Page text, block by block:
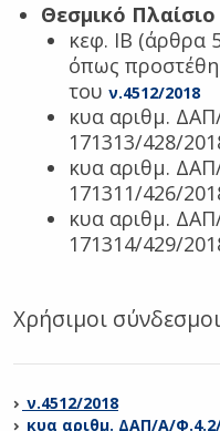
Θεσμικό Πλαίσιο
κεφ. ΙΒ (άρθρα
όπως
του ν.4512/2018
κυα αριθμ.
171313/428/
κυα αριθμ.
171311/426/
κυα αριθμ.
171314/429/
Χρήσιμοι σύνδεσμοι
ν.4512/2018
κυα αριθμ. ΔΑΠ/Α/Φ.4.2/